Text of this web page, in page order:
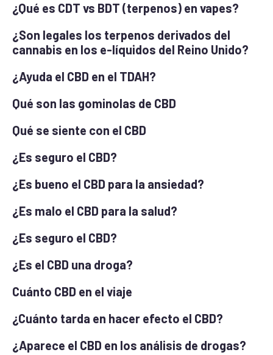
¿Qué es CDT vs BDT (terpenos) en vapes?
¿Son legales los terpenos derivados del
cannabis en los e-líquidos del Reino Unido?
¿Ayuda el CBD en el TDAH?
Qué son las gominolas de CBD
Qué se siente con el CBD
¿Es seguro el CBD?
¿Es bueno el CBD para la ansiedad?
¿Es malo el CBD para la salud?
¿Es seguro el CBD?
¿Es el CBD una droga?
Cuánto CBD en el viaje
¿Cuánto tarda en hacer efecto el CBD?
¿Aparece el CBD en los análisis de drogas?